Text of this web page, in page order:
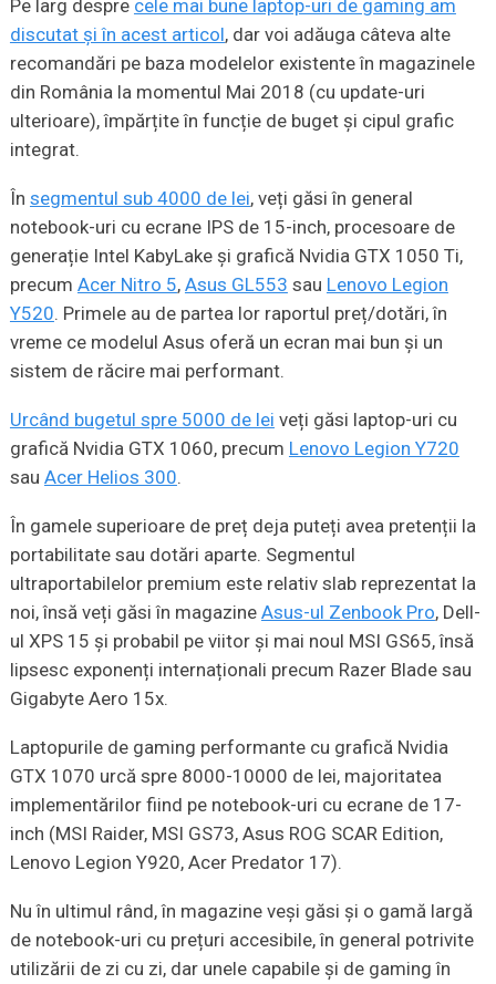
Pe larg despre cele mai bune laptop-uri de gaming am
discutat și în acest articol, dar voi adăuga câteva alte
recomandări pe baza modelelor existente în magazinele
din România la momentul Mai 2018 (cu update-uri
ulterioare), împărțite în funcție de buget și cipul grafic
integrat.
În segmentul sub 4000 de lei, veți găsi în general
notebook-uri cu ecrane IPS de 15-inch, procesoare de
generație Intel KabyLake și grafică Nvidia GTX 1050 Ti,
precum Acer Nitro 5, Asus GL553 sau Lenovo Legion
Y520. Primele au de partea lor raportul preț/dotări, în
vreme ce modelul Asus oferă un ecran mai bun și un
sistem de răcire mai performant.
Urcând bugetul spre 5000 de lei veți găsi laptop-uri cu
grafică Nvidia GTX 1060, precum Lenovo Legion Y720
sau Acer Helios 300.
În gamele superioare de preț deja puteți avea pretenții la
portabilitate sau dotări aparte. Segmentul
ultraportabilelor premium este relativ slab reprezentat la
noi, însă veți găsi în magazine Asus-ul Zenbook Pro, Dell-
ul XPS 15 și probabil pe viitor și mai noul MSI GS65, însă
lipsesc exponenți internaționali precum Razer Blade sau
Gigabyte Aero 15x.
Laptopurile de gaming performante cu grafică Nvidia
GTX 1070 urcă spre 8000-10000 de lei, majoritatea
implementărilor fiind pe notebook-uri cu ecrane de 17-
inch (MSI Raider, MSI GS73, Asus ROG SCAR Edition,
Lenovo Legion Y920, Acer Predator 17).
Nu în ultimul rând, în magazine veși găsi și o gamă largă
de notebook-uri cu prețuri accesibile, în general potrivite
utilizării de zi cu zi, dar unele capabile și de gaming în